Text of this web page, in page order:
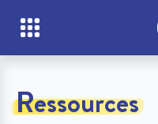
Ressources